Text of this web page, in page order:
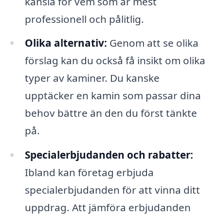
professionell och pålitlig.
Olika alternativ: Genom att se olika
förslag kan du också få insikt om olika
typer av kaminer. Du kanske
upptäcker en kamin som passar dina
behov bättre än den du först tänkte
på.
Specialerbjudanden och rabatter:
Ibland kan företag erbjuda
specialerbjudanden för att vinna ditt
uppdrag. Att jämföra erbjudanden